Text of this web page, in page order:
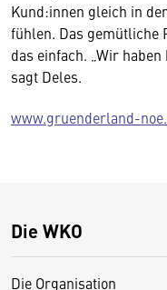
Kund:innen gleich in
fühlen. Das gemütliche
das einfach. „Wir haben
sagt Deles.
www.gruenderland-
Die WKO
Die Organisation